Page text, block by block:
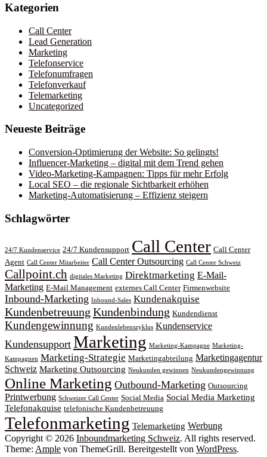
Kategorien
Call Center
Lead Generation
Marketing
Telefonservice
Telefonumfragen
Telefonverkauf
Telemarketing
Uncategorized
Neueste Beiträge
Conversion-Optimierung der Website: So gelingts!
Influencer-Marketing – digital mit dem Trend gehen
Video-Marketing-Kampagnen: Tipps für mehr Erfolg
Local SEO – die regionale Sichtbarkeit erhöhen
Marketing-Automatisierung – Effizienz steigern
Schlagwörter
24/7 Kundenservice 24/7 Kundensupport Call Center Call Center
Agent Call Center Mitarbeiter Call Center Outsourcing Call Center Schweiz
Callpoint.ch digitales Marketing Direktmarketing E-Mail-
Marketing E-Mail Management externes Call Center Firmenwebsite
Inbound-Marketing Inbound-Sales Kundenakquise
Kundenbetreuung Kundenbindung Kundendienst
Kundengewinnung Kundenlebenszyklus Kundenservice
Kundensupport Marketing Marketing-Kampagne Marketing-
Kampagnen Marketing-Strategie Marketingabteilung Marketingagentur
Schweiz Marketing Outsourcing Neukunden gewinnen Neukundengewinnung
Online Marketing Outbound-Marketing Outsourcing
Printwerbung Schweizer Call Center Social Media Social Media Marketing
Telefonakquise telefonische Kundenbetreuung
Telefonmarketing Telemarketing Werbung
Copyright © 2026 Inboundmarketing Schweiz. All rights reserved.
Theme: Ample von ThemeGrill. Bereitgestellt von WordPress.